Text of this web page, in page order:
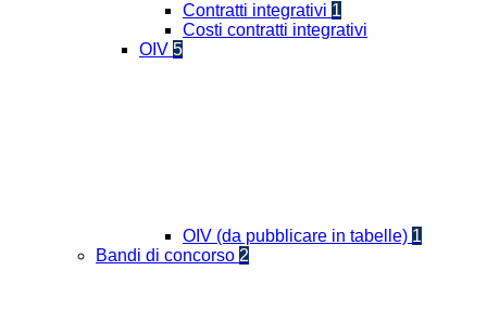
Contratti integrativi 1
Costi contratti integrativi
OIV 5
OIV (da pubblicare in tabelle) 1
Bandi di concorso 2